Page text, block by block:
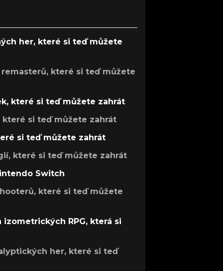
her, které si teď můžete
které si teď můžete
které si teď můžete zahrát
si teď můžete zahrát
si teď můžete zahrát
které si teď můžete zahrát
Switch
které si teď můžete
izometrických RPG, která si
her, které si teď